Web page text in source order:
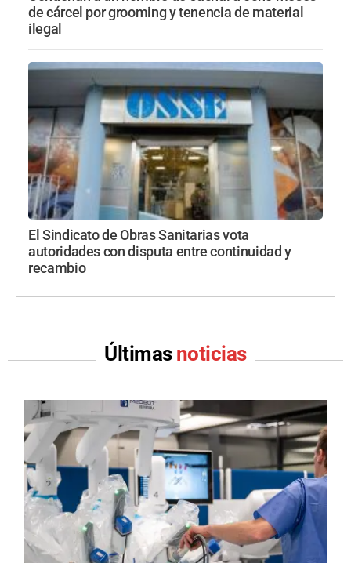
de cárcel por grooming y tenencia de material
ilegal
El Sindicato de Obras Sanitarias vota
autoridades con disputa entre continuidad y
recambio
Últimas noticias